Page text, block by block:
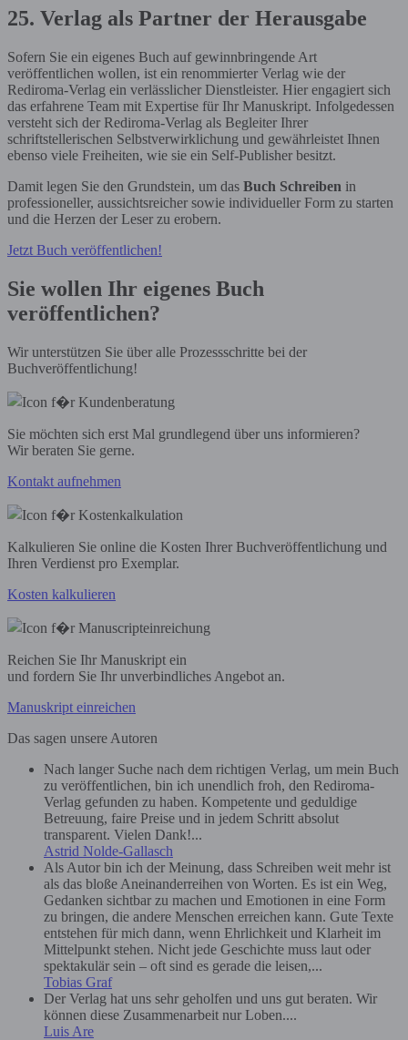
25. Verlag als Partner der Herausgabe
Sofern Sie ein eigenes Buch auf gewinnbringende Art
veröffentlichen wollen, ist ein renommierter Verlag wie der
Rediroma-Verlag ein verlässlicher Dienstleister. Hier engagiert sich
das erfahrene Team mit Expertise für Ihr Manuskript. Infolgedessen
versteht sich der Rediroma-Verlag als Begleiter Ihrer
schriftstellerischen Selbstverwirklichung und gewährleistet Ihnen
ebenso viele Freiheiten, wie sie ein Self-Publisher besitzt.
Damit legen Sie den Grundstein, um das Buch Schreiben in
professioneller, aussichtsreicher sowie individueller Form zu starten
und die Herzen der Leser zu erobern.
Jetzt Buch veröffentlichen!
Sie wollen Ihr eigenes Buch
veröffentlichen?
Wir unterstützen Sie über alle Prozessschritte bei der
Buchveröffentlichung!
Sie möchten sich erst Mal grundlegend über uns informieren?
Wir beraten Sie gerne.
Kontakt aufnehmen
Kalkulieren Sie online die Kosten Ihrer Buchveröffentlichung und
Ihren Verdienst pro Exemplar.
Kosten kalkulieren
Reichen Sie Ihr Manuskript ein
und fordern Sie Ihr unverbindliches Angebot an.
Manuskript einreichen
Das sagen unsere Autoren
Nach langer Suche nach dem richtigen Verlag, um mein Buch
zu veröffentlichen, bin ich unendlich froh, den Rediroma-
Verlag gefunden zu haben. Kompetente und geduldige
Betreuung, faire Preise und in jedem Schritt absolut
transparent. Vielen Dank!...
Astrid Nolde-Gallasch
Als Autor bin ich der Meinung, dass Schreiben weit mehr ist
als das bloße Aneinanderreihen von Worten. Es ist ein Weg,
Gedanken sichtbar zu machen und Emotionen in eine Form
zu bringen, die andere Menschen erreichen kann. Gute Texte
entstehen für mich dann, wenn Ehrlichkeit und Klarheit im
Mittelpunkt stehen. Nicht jede Geschichte muss laut oder
spektakulär sein – oft sind es gerade die leisen,...
Tobias Graf
Der Verlag hat uns sehr geholfen und uns gut beraten. Wir
können diese Zusammenarbeit nur Loben....
Luis Are